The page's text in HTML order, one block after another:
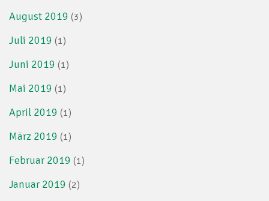
August 2019 (3)
Juli 2019 (1)
Juni 2019 (1)
Mai 2019 (1)
April 2019 (1)
März 2019 (1)
Februar 2019 (1)
Januar 2019 (2)